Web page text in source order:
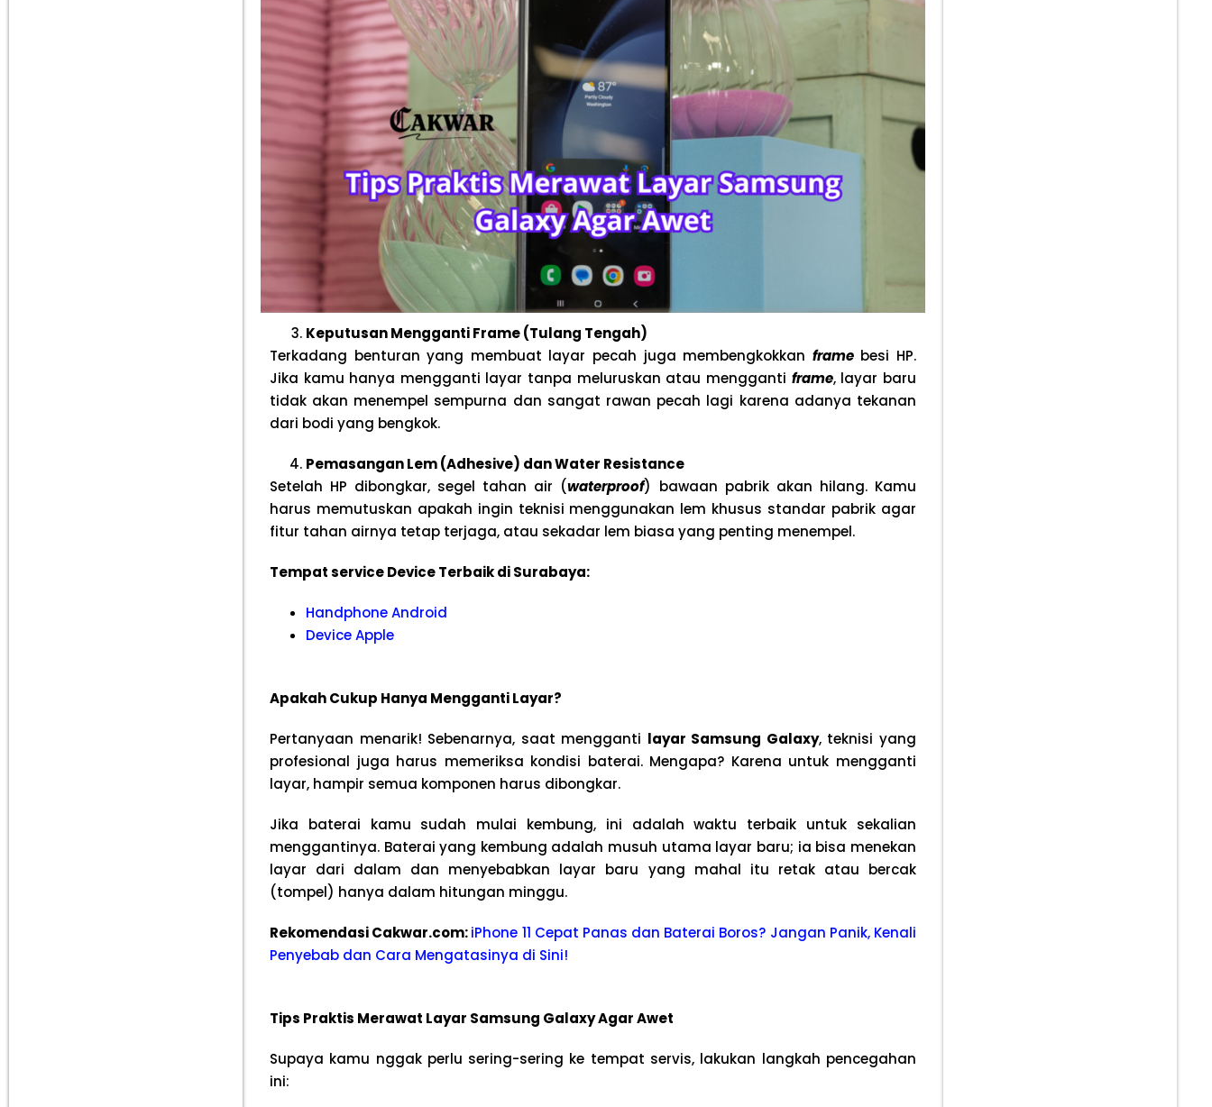
Keputusan Mengganti Frame (Tulang Tengah)
Terkadang benturan yang membuat layar pecah juga membengkokkan framebesi HP.
Jika kamu hanya mengganti layar tanpa meluruskan atau mengganti frame, layar baru
tidak akan menempel sempurna dan sangat rawan pecah lagi karena adanya tekanan
dari bodi yang bengkok.
Pemasangan Lem (Adhesive) dan Water Resistance
Setelah HP dibongkar, segel tahan air (waterproof) bawaan pabrik akan hilang. Kamu
harus memutuskan apakah ingin teknisi menggunakan lem khusus standar pabrik agar
fitur tahan airnya tetap terjaga, atau sekadar lem biasa yang penting menempel.
Tempat service Device Terbaik di Surabaya:
Handphone Android
Device Apple
Apakah Cukup Hanya Mengganti Layar?
Pertanyaan menarik! Sebenarnya, saat mengganti layar Samsung Galaxy, teknisi yang
profesional juga harus memeriksa kondisi baterai. Mengapa? Karena untuk mengganti
layar, hampir semua komponen harus dibongkar.
Jika baterai kamu sudah mulai kembung, ini adalah waktu terbaik untuk sekalian
menggantinya. Baterai yang kembung adalah musuh utama layar baru; ia bisa menekan
layar dari dalam dan menyebabkan layar baru yang mahal itu retak atau bercak
(tompel) hanya dalam hitungan minggu.
Rekomendasi Cakwar.com:iPhone 11 Cepat Panas dan Baterai Boros? Jangan Panik, Kenali
Penyebab dan Cara Mengatasinya di Sini!
Tips Praktis Merawat Layar Samsung Galaxy Agar Awet
Supaya kamu nggak perlu sering-sering ke tempat servis, lakukan langkah pencegahan
ini: